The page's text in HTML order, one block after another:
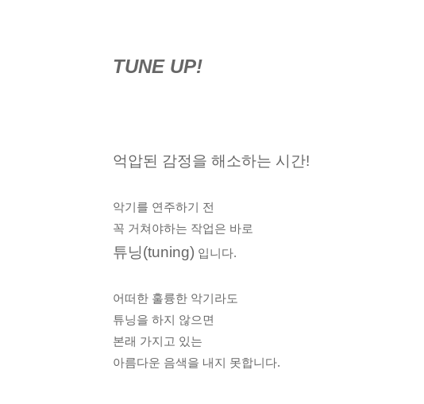
TUNE UP!
억압된 감정을 해소하는 시간!
악기를 연주하기 전
꼭 거쳐야하는 작업은 바로
튜닝(tuning) 입니다.
어떠한 훌륭한 악기라도
튜닝을 하지 않으면
본래 가지고 있는
아름다운 음색을 내지 못합니다.